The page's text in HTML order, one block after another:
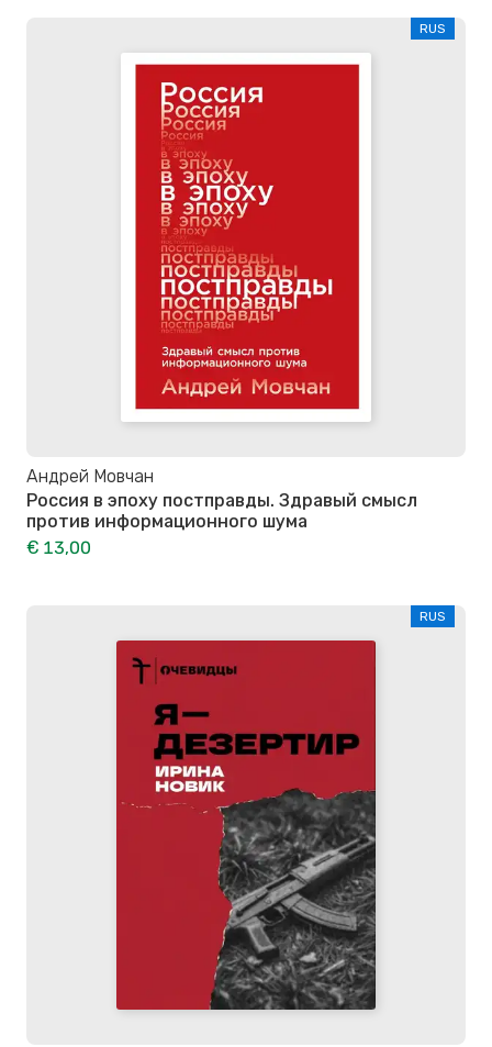
RUS
Андрей Мовчан
Россия в эпоху постправды. Здравый смысл
против информационного шума
€ 13,00
RUS